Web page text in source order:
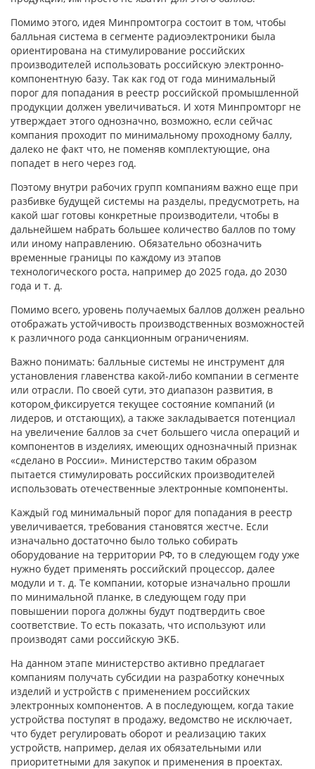
Помимо этого, идея Минпромтогра состоит в том, чтобы
балльная система в сегменте радиоэлектроники была
ориентирована на стимулирование российских
производителей использовать российскую электронно-
компонентную базу. Так как год от года минимальный
порог для попадания в реестр российской промышленной
продукции должен увеличиваться. И хотя Минпромторг не
утверждает этого однозначно, возможно, если сейчас
компания проходит по минимальному проходному баллу,
далеко не факт что, не поменяв комплектующие, она
попадет в него через год.
Поэтому внутри рабочих групп компаниям важно еще при
разбивке будущей системы на разделы, предусмотреть, на
какой шаг готовы конкретные производители, чтобы в
дальнейшем набрать большее количество баллов по тому
или иному направлению. Обязательно обозначить
временные границы по каждому из этапов
технологического роста, например до 2025 года, до 2030
года и т. д.
Помимо всего, уровень получаемых баллов должен реально
отображать устойчивость производственных возможностей
к различного рода санкционным ограничениям.
Важно понимать: балльные системы не инструмент для
установления главенства какой-либо компании в сегменте
или отрасли. По своей сути, это диапазон развития, в
котором фиксируется текущее состояние компаний (и
лидеров, и отстающих), а также закладывается потенциал
на увеличение баллов за счет большего числа операций и
компонентов в изделиях, имеющих однозначный признак
«сделано в России». Министерство таким образом
пытается стимулировать российских производителей
использовать отечественные электронные компоненты.
Каждый год минимальный порог для попадания в реестр
увеличивается, требования становятся жестче. Если
изначально достаточно было только собирать
оборудование на территории РФ, то в следующем году уже
нужно будет применять российский процессор, далее
модули и т. д. Те компании, которые изначально прошли
по минимальной планке, в следующем году при
повышении порога должны будут подтвердить свое
соответствие. То есть показать, что используют или
производят сами российскую ЭКБ.
На данном этапе министерство активно предлагает
компаниям получать субсидии на разработку конечных
изделий и устройств с применением российских
электронных компонентов. А в последующем, когда такие
устройства поступят в продажу, ведомство не исключает,
что будет регулировать оборот и реализацию таких
устройств, например, делая их обязательными или
приоритетными для закупок и применения в проектах.